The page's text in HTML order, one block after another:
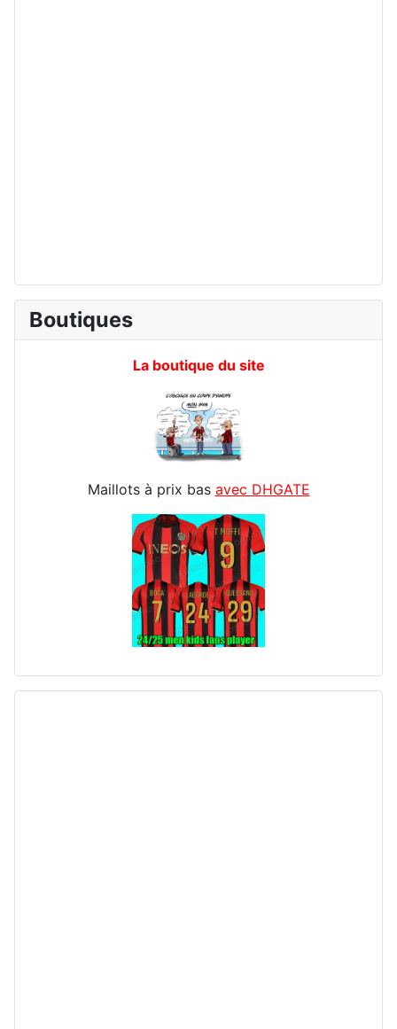
Boutiques
La boutique du site
Maillots à prix bas avec DHGATE